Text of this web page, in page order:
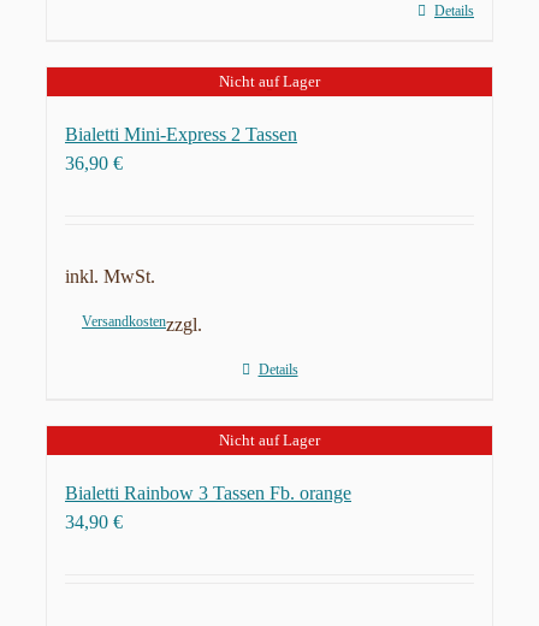
Details
Nicht auf Lager
Bialetti Mini-Express 2 Tassen
36,90 €
inkl. MwSt.
zzgl.
Versandkosten
Details
Nicht auf Lager
Bialetti Rainbow 3 Tassen Fb. orange
34,90 €